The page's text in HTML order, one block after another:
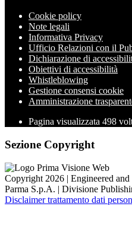
Cookie policy
Note legali
Informativa Privacy
Ufficio Relazioni con il
Dichiarazione di
Obiettivi di accessibilità
Whistleblowing
Gestione consensi cookie
Amministrazione
Pagina visualizzata 498
Sezione Copyright
Copyright 2026 | Engineered
Parma S.p.A. | Divisione
Disclaimer trattamento dati